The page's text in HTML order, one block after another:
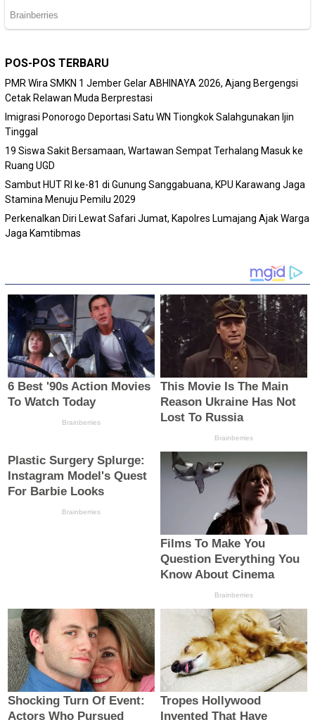
POS-POS TERBARU
PMR Wira SMKN 1 Jember Gelar ABHINAYA 2026, Ajang Bergengsi
Cetak Relawan Muda Berprestasi
Imigrasi Ponorogo Deportasi Satu WN Tiongkok Salahgunakan Ijin
Tinggal
19 Siswa Sakit Bersamaan, Wartawan Sempat Terhalang Masuk ke
Ruang UGD
Sambut HUT RI ke-81 di Gunung Sanggabuana, KPU Karawang Jaga
Stamina Menuju Pemilu 2029
Perkenalkan Diri Lewat Safari Jumat, Kapolres Lumajang Ajak Warga
Jaga Kamtibmas